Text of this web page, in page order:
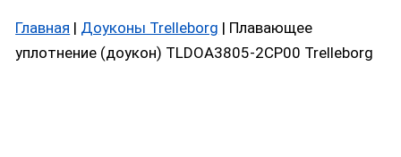
Главная | Доуконы Trelleborg | Плавающее
уплотнение (доукон) TLDOA3805-2CP00 Trelleborg